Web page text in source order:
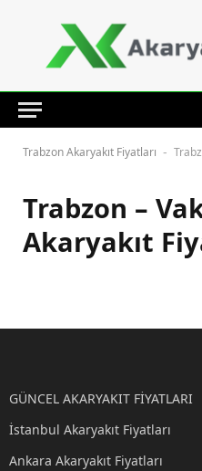
Trabzon Akaryakıt Fiyatları -
Trabzon –
Akaryakıt
GÜNCEL AKARYAKIT FİYATLARI
İstanbul Akaryakıt Fiyatları
Ankara Akaryakıt Fiyatları